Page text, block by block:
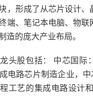
，形成了从芯片设计、
端、笔记本电脑、物联
造的庞大产业布局。
头股包括： 中芯国际
电路芯片制造企业，中
工艺的集成电路设计